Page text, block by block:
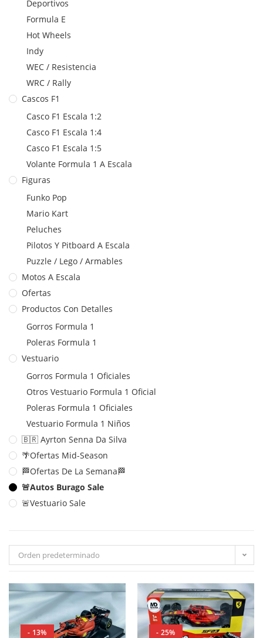
Deportivos
Formula E
Hot Wheels
Indy
WEC / Resistencia
WRC / Rally
Cascos F1
Casco F1 Escala 1:2
Casco F1 Escala 1:4
Casco F1 Escala 1:5
Volante Formula 1 A Escala
Figuras
Funko Pop
Mario Kart
Peluches
Pilotos Y Pitboard A Escala
Puzzle / Lego / Armables
Motos A Escala
Ofertas
Productos Con Detalles
Gorros Formula 1
Poleras Formula 1
Vestuario
Gorros Formula 1 Oficiales
Otros Vestuario Formula 1 Oficial
Poleras Formula 1 Oficiales
Vestuario Formula 1 Niños
🇧🇷 Ayrton Senna Da Silva
🌴Ofertas Mid-Season
🏁Ofertas De La Semana🏁
🚨Autos Burago Sale
🚨Vestuario Sale
Orden predeterminado
- 13% - 25%